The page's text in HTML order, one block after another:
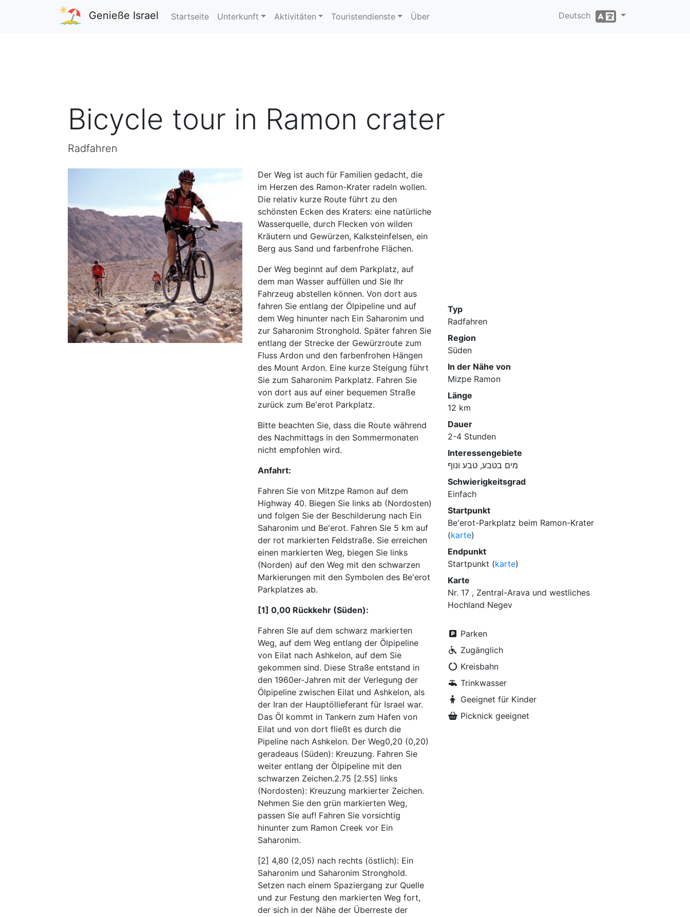
Genieße Israel Startseite Unterkunft Aktivitäten Touristendienste Über Deutsch
Bicycle tour in Ramon crater
Radfahren
Der Weg ist auch für Familien gedacht, die
im Herzen des Ramon-Krater radeln wollen.
Die relativ kurze Route führt zu den
schönsten Ecken des Kraters: eine natürliche
Wasserquelle, durch Flecken von wilden
Kräutern und Gewürzen, Kalksteinfelsen, ein
Berg aus Sand und farbenfrohe Flächen.
Der Weg beginnt auf dem Parkplatz, auf
dem man Wasser auffüllen und Sie Ihr
Fahrzeug abstellen können. Von dort aus
fahren Sie entlang der Ölpipeline und auf
dem Weg hinunter nach Ein Saharonim und
zur Saharonim Stronghold. Später fahren Sie
entlang der Strecke der Gewürzroute zum
Fluss Ardon und den farbenfrohen Hängen
des Mount Ardon. Eine kurze Steigung führt
Sie zum Saharonim Parkplatz. Fahren Sie
von dort aus auf einer bequemen Straße
zurück zum Be'erot Parkplatz.
Bitte beachten Sie, dass die Route während
des Nachmittags in den Sommermonaten
nicht empfohlen wird.
Anfahrt:
Fahren Sie von Mitzpe Ramon auf dem
Highway 40. Biegen Sie links ab (Nordosten)
und folgen Sie der Beschilderung nach Ein
Saharonim und Be'erot. Fahren Sie 5 km auf
der rot markierten Feldstraße. Sie erreichen
einen markierten Weg, biegen Sie links
(Norden) auf den Weg mit den schwarzen
Markierungen mit den Symbolen des Be'erot
Parkplatzes ab.
[1] 0,00 Rückkehr (Süden):
Fahren SIe auf dem schwarz markierten
Weg, auf dem Weg entlang der Ölpipeline
von Eilat nach Ashkelon, auf dem Sie
gekommen sind. Diese Straße entstand in
den 1960er-Jahren mit der Verlegung der
Ölpipeline zwischen Eilat und Ashkelon, als
der Iran der Hauptöllieferant für Israel war.
Das Öl kommt in Tankern zum Hafen von
Eilat und von dort fließt es durch die
Pipeline nach Ashkelon. Der Weg0,20 (0,20)
geradeaus (Süden): Kreuzung. Fahren Sie
weiter entlang der Ölpipeline mit den
schwarzen Zeichen.2.75 [2.55] links
(Nordosten): Kreuzung markierter Zeichen.
Nehmen Sie den grün markierten Weg,
passen Sie auf! Fahren Sie vorsichtig
hinunter zum Ramon Creek vor Ein
Saharonim.
[2] 4,80 (2,05) nach rechts (östlich): Ein
Saharonim und Saharonim Stronghold.
Setzen nach einem Spaziergang zur Quelle
und zur Festung den markierten Weg fort,
der sich in der Nähe der Überreste der
Typ
Radfahren
Region
Süden
In der Nähe von
Mizpe Ramon
Länge
12 km
Dauer
2-4 Stunden
Interessengebiete
מים בטבע, טבע ונוף
Schwierigkeitsgrad
Einfach
Startpunkt
Be'erot-Parkplatz beim Ramon-Krater
(karte)
Endpunkt
Startpunkt (karte)
Karte
Nr. 17 , Zentral-Arava und westliches
Hochland Negev
Parken
Zugänglich
Kreisbahn
Trinkwasser
Geeignet für Kinder
Picknick geeignet